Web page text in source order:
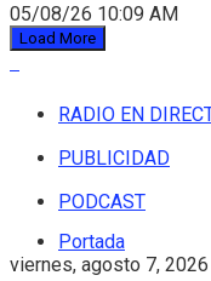
05/08/26 10:09 AM
Load More
RADIO EN
PUBLICIDAD
PODCAST
viernes, agosto 7, 2026
Portada